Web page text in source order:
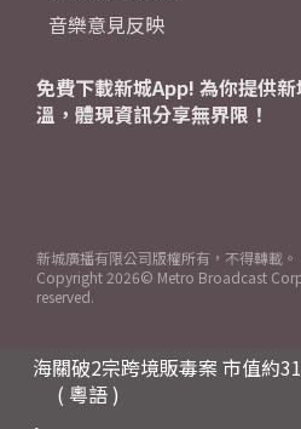
海關破2宗跨境販毒案 市值約
( 粵語 )
音樂意見反映
免費下載新城App! 為你提供
溫，體現資訊分享無界限！
新城廣播有限公司版權所有，不得轉載。
Copyright 2026© Metro Broadcast
reserved.